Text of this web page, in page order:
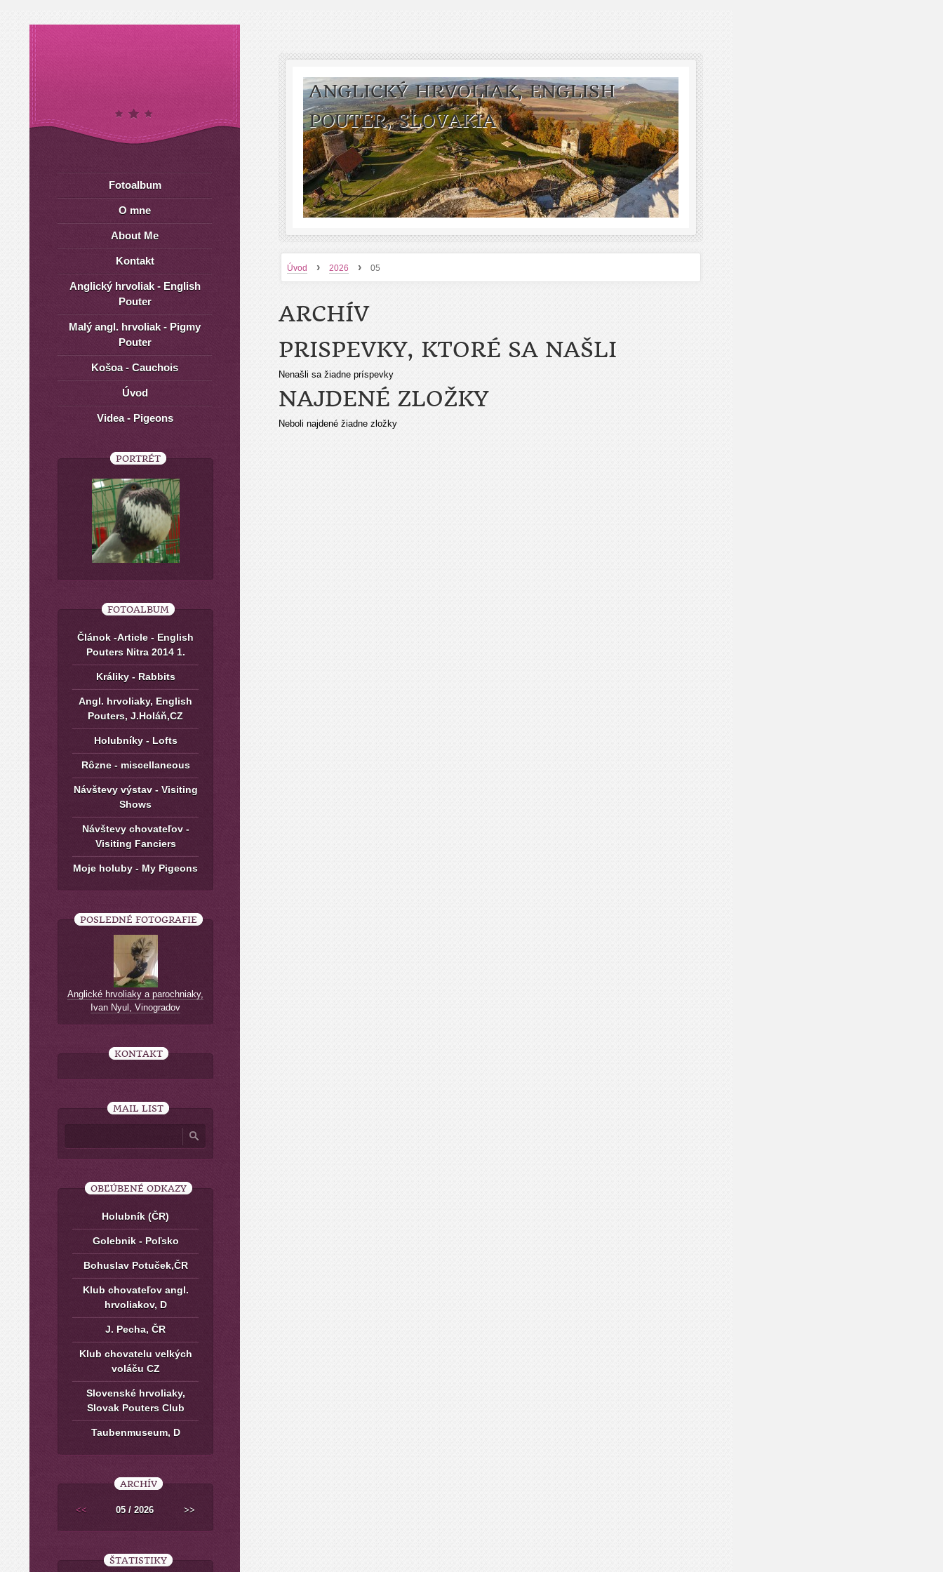
ANGLICKÝ HRVOLIAK, ENGLISH
POUTER, SLOVAKIA
Úvod › 2026 › 05
ARCHÍV
PRISPEVKY, KTORÉ SA NAŠLI
Nenašli sa žiadne príspevky
NAJDENÉ ZLOŽKY
Neboli najdené žiadne zložky
Fotoalbum
O mne
About Me
Kontakt
Anglický hrvoliak - English
Pouter
Malý angl. hrvoliak - Pigmy
Pouter
Košoa - Cauchois
Úvod
Videa - Pigeons
PORTRÉT
FOTOALBUM
Článok -Article - English
Pouters Nitra 2014 1.
Králiky - Rabbits
Angl. hrvoliaky, English
Pouters, J.Holáň,CZ
Holubníky - Lofts
Rôzne - miscellaneous
Návštevy výstav - Visiting
Shows
Návštevy chovateľov -
Visiting Fanciers
Moje holuby - My Pigeons
POSLEDNÉ FOTOGRAFIE
Anglické hrvoliaky a parochniaky,
Ivan Nyul, Vinogradov
KONTAKT
MAIL LIST
OBĽÚBENÉ ODKAZY
Holubník (ČR)
Golebnik - Poľsko
Bohuslav Potuček,ČR
Klub chovateľov angl.
hrvoliakov, D
J. Pecha, ČR
Klub chovatelu velkých
voláču CZ
Slovenské hrvoliaky,
Slovak Pouters Club
Taubenmuseum, D
ARCHÍV
<< 05 / 2026 >>
ŠTATISTIKY